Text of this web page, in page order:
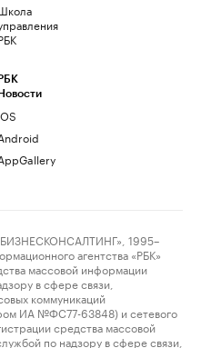
РБК
Новости
1995–
агентства «РБК»
массовой информации
в сфере связи,
коммуникаций
ИА №ФС77-63848) и сетевого
средства массовой
по надзору в сфере связи,